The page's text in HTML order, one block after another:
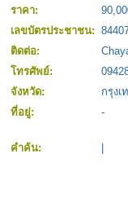
ราคา:
เลขบัตรประชาชน:
ติดต่อ:
โทรศัพย์:
จังหวัด:
กรุง
ที่อยู่:
-
คำค้น: